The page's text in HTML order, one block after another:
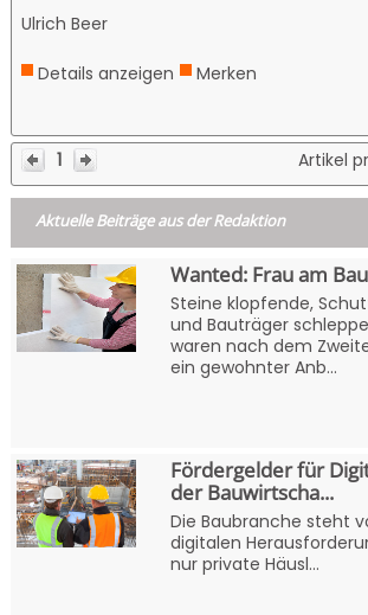
Ulrich Beer
Details anzeigen Merken
1 Artikel
Aktuelle Beiträge aus der Redaktion
Wanted: Frau am Bau
Steine klopfende,
und Bauträger
waren nach dem
ein gewohnter Anb...
Fördergelder für
der Bauwirtscha...
Die Baubranche steht
digitalen
nur private Häusl...